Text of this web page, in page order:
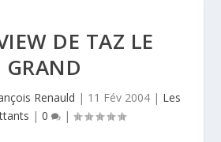
DE TAZ LE
GRAND
Renauld | 11 Fév 2004| Les
| 0 |